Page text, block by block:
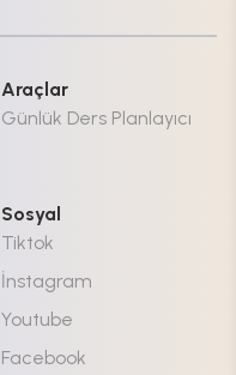
Araçlar
Günlük Ders Planlayıcı
Sosyal
Tiktok
İnstagram
Youtube
Facebook